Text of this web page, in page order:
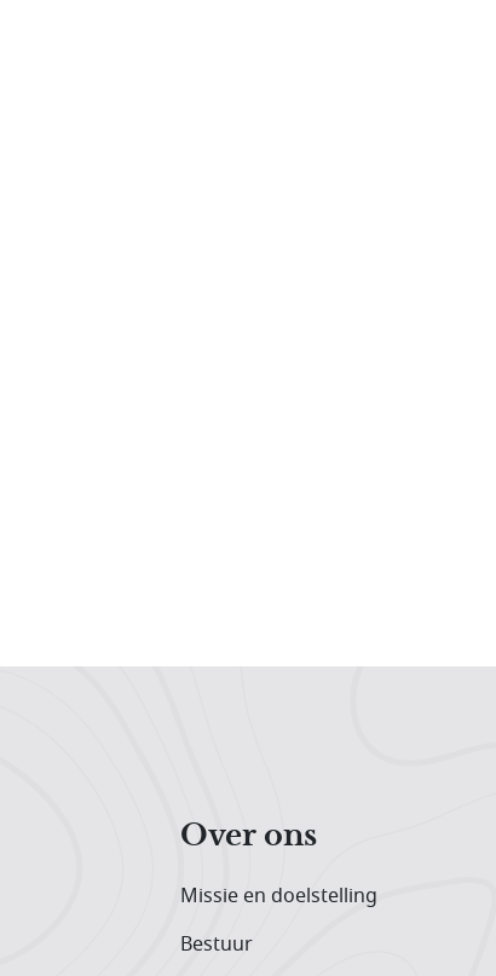
Over ons
Missie en doelstelling
Bestuur